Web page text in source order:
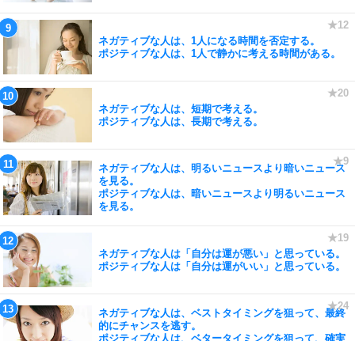
ネガティブな人は、1人になる時間を否定する。
ポジティブな人は、1人で静かに考える時間がある。
ネガティブな人は、短期で考える。
ポジティブな人は、長期で考える。
ネガティブな人は、明るいニュースより暗いニュース
を見る。
ポジティブな人は、暗いニュースより明るいニュース
を見る。
ネガティブな人は「自分は運が悪い」と思っている。
ポジティブな人は「自分は運がいい」と思っている。
ネガティブな人は、ベストタイミングを狙って、最終
的にチャンスを逃す。
ポジティブな人は、ベタータイミングを狙って、確実